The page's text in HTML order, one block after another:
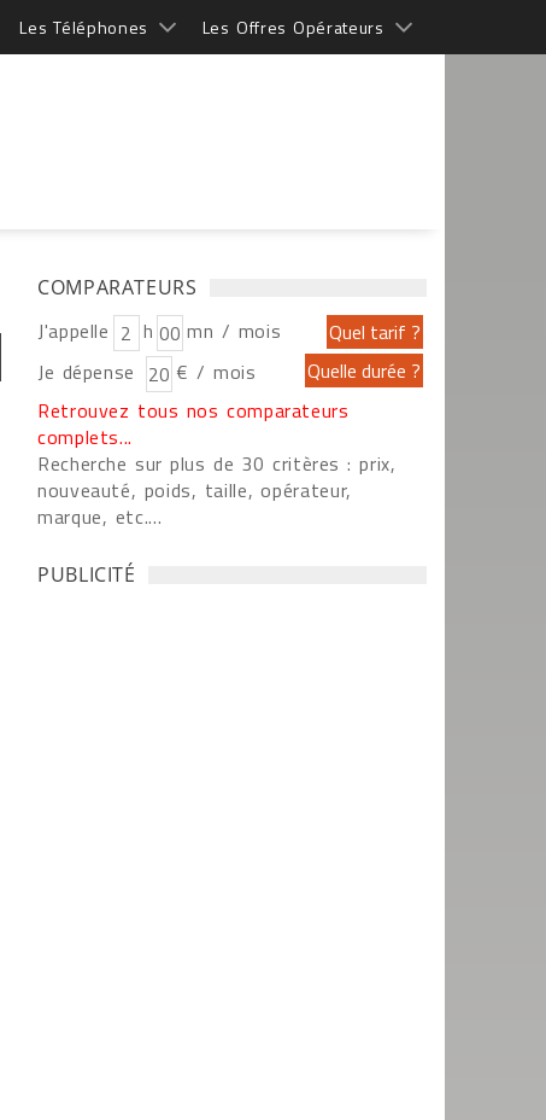
Les Téléphones Les Offres Opérateurs
COMPARATEURS
J'appelle h
mn / mois
Je dépense
€ / mois
Retrouvez tous nos comparateurs
complets...
Recherche sur plus de 30 critères : prix,
nouveauté, poids, taille, opérateur,
marque, etc....
PUBLICITÉ